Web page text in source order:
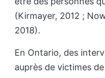
(Kirmayer, 2012 ;
2018).
En Ontario, des
auprès de victimes